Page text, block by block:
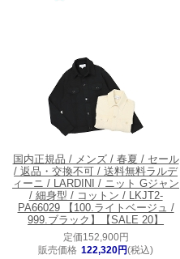
国内正規品 / メンズ / 春夏 / セール
/ 返品・交換不可 / 送料無料ラルデ
ィーニ / LARDINI / ニット Gジャン
/ 細身型 / コットン / LKJT2-
PA66029 【100.ライトベージュ /
999.ブラック】【SALE 20】
定価152,900円
販売価格 122,320円(税込)